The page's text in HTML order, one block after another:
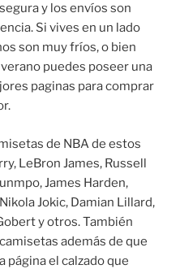
y los envíos son
Si vives en un lado
son muy fríos, o bien
puedes poseer una
paginas para comprar
de NBA de estos
LeBron James, Russell
James Harden,
Jokic, Damian Lillard,
y otros. También
además de que
página el calzado que